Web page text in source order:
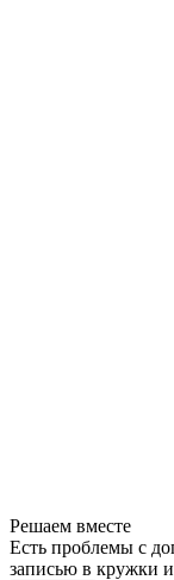
Решаем вместе
Есть проблемы с
записью в кружки